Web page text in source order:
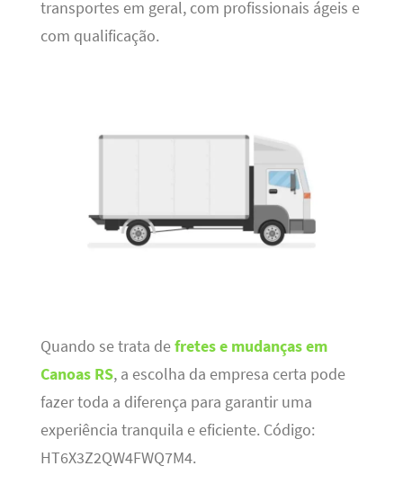
transportes em geral, com profissionais ágeis e
com qualificação.
Quando se trata defretes e mudanças em
Canoas RS, a escolha da empresa certa pode
fazer toda a diferença para garantir uma
experiência tranquila e eficiente. Código:
HT6X3Z2QW4FWQ7M4.